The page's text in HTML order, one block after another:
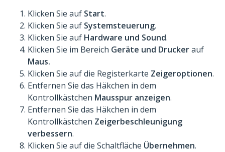
Klicken Sie auf Start.
Klicken Sie auf Systemsteuerung.
Klicken Sie auf Hardware und Sound.
Klicken Sie im Bereich Geräte und Druckerauf
Maus.
Klicken Sie auf die Registerkarte Zeigeroptionen.
Entfernen Sie das Häkchen in dem
Kontrollkästchen Mausspur anzeigen.
Entfernen Sie das Häkchen in dem
Kontrollkästchen Zeigerbeschleunigung
verbessern.
Klicken Sie auf die Schaltfläche Übernehmen.